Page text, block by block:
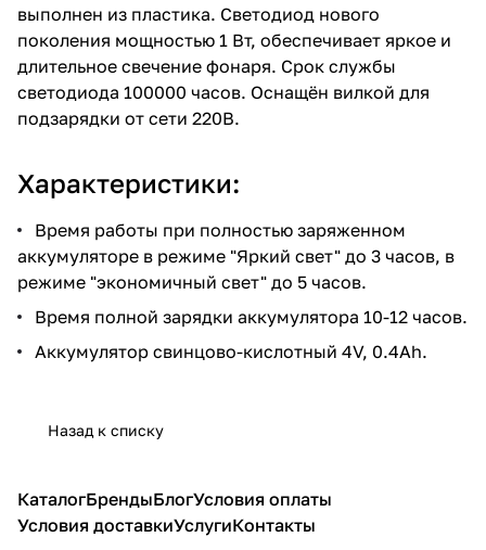
выполнен из пластика. Светодиод нового
поколения мощностью 1 Вт, обеспечивает яркое и
длительное свечение фонаря. Срок службы
светодиода 100000 часов. Оснащён вилкой для
подзарядки от сети 220В.
Характеристики:
Время работы при полностью заряженном
аккумуляторе в режиме "Яркий свет" до 3 часов, в
режиме "экономичный свет" до 5 часов.
Время полной зарядки аккумулятора 10-12 часов.
Аккумулятор свинцово-кислотный 4V, 0.4Ah.
Назад к списку
КаталогБрендыБлогУсловия оплаты
Условия доставкиУслугиКонтакты